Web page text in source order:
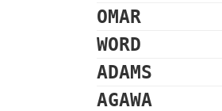
OMAR
WORD
ADAMS
AGAWA